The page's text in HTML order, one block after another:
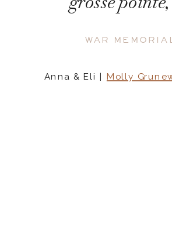
Anna & Eli | Molly
grosse
WAR MEMORIAL